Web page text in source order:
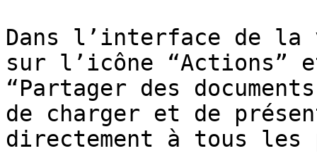
Dans l’interface de la
sur l’icône “Actions”
“Partager des
de charger et de
directement à tous